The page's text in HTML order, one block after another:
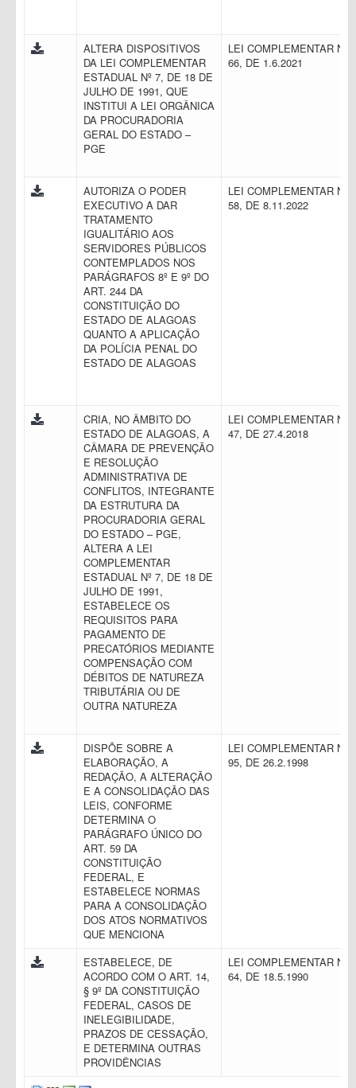
ALTERA DISPOSITIVOS
DA LEI COMPLEMENTAR
ESTADUAL Nº 7, DE 18 DE
JULHO DE 1991, QUE
INSTITUI A LEI ORGÂNICA
DA PROCURADORIA
GERAL DO ESTADO –
PGE
LEI COMPLEMENTAR N.
66, DE 1.6.2021
AUTORIZA O PODER
EXECUTIVO A DAR
TRATAMENTO
IGUALITÁRIO AOS
SERVIDORES PÚBLICOS
CONTEMPLADOS NOS
PARÁGRAFOS 8º E 9º DO
ART. 244 DA
CONSTITUIÇÃO DO
ESTADO DE ALAGOAS
QUANTO A APLICAÇÃO
DA POLÍCIA PENAL DO
ESTADO DE ALAGOAS
LEI COMPLEMENTAR N.
58, DE 8.11.2022
CRIA, NO ÂMBITO DO
ESTADO DE ALAGOAS, A
CÂMARA DE PREVENÇÃO
E RESOLUÇÃO
ADMINISTRATIVA DE
CONFLITOS, INTEGRANTE
DA ESTRUTURA DA
PROCURADORIA GERAL
DO ESTADO – PGE,
ALTERA A LEI
COMPLEMENTAR
ESTADUAL Nº 7, DE 18 DE
JULHO DE 1991,
ESTABELECE OS
REQUISITOS PARA
PAGAMENTO DE
PRECATÓRIOS MEDIANTE
COMPENSAÇÃO COM
DÉBITOS DE NATUREZA
TRIBUTÁRIA OU DE
OUTRA NATUREZA
LEI COMPLEMENTAR N.
47, DE 27.4.2018
DISPÕE SOBRE A
ELABORAÇÃO, A
REDAÇÃO, A ALTERAÇÃO
E A CONSOLIDAÇÃO DAS
LEIS, CONFORME
DETERMINA O
PARÁGRAFO ÚNICO DO
ART. 59 DA
CONSTITUIÇÃO
FEDERAL, E
ESTABELECE NORMAS
PARA A CONSOLIDAÇÃO
DOS ATOS NORMATIVOS
QUE MENCIONA
LEI COMPLEMENTAR N.
95, DE 26.2.1998
ESTABELECE, DE
ACORDO COM O ART. 14,
§ 9º DA CONSTITUIÇÃO
FEDERAL, CASOS DE
INELEGIBILIDADE,
PRAZOS DE CESSAÇÃO,
E DETERMINA OUTRAS
PROVIDÊNCIAS
LEI COMPLEMENTAR N.
64, DE 18.5.1990